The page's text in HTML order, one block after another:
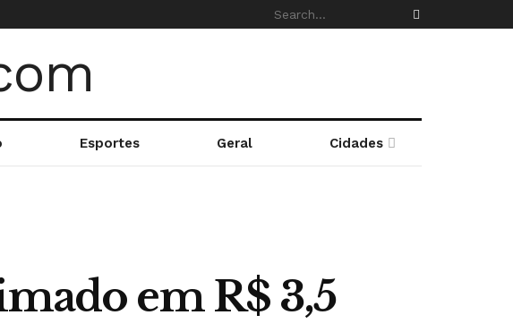
Esportes Geral Cidades
em R$ 3,5